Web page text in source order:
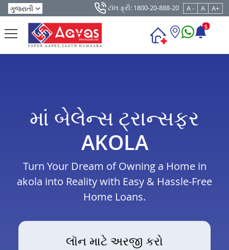
ટૉલ ફ્રી: 1800-20-888-20 A - A A+
5
માં બેલેન્સ ટ્રાન્સફર
AKOLA
Turn Your Dream of Owning a Home in
akola into Reality with Easy & Hassle-Free
Home Loans.
લૉન માટે અરજી કરો